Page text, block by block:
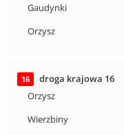
Gaudynki
Orzysz
16
droga krajowa 16
Orzysz
Wierzbiny